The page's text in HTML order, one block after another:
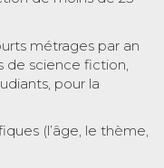
métrages par an
de science fiction,
pour la
(l’âge, le thème,